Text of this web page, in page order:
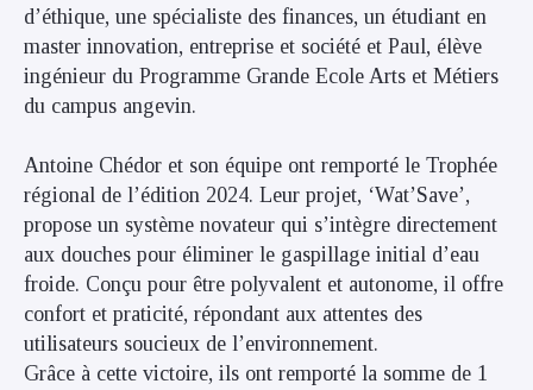
d’éthique, une spécialiste des finances, un étudiant en
master innovation, entreprise et société et Paul, élève
ingénieur du Programme Grande Ecole Arts et Métiers
du campus angevin.
Antoine Chédor et son équipe ont remporté le Trophée
régional de l’édition 2024. Leur projet, ‘Wat’Save’,
propose un système novateur qui s’intègre directement
aux douches pour éliminer le gaspillage initial d’eau
froide. Conçu pour être polyvalent et autonome, il offre
confort et praticité, répondant aux attentes des
utilisateurs soucieux de l’environnement.
Grâce à cette victoire, ils ont remporté la somme de 1